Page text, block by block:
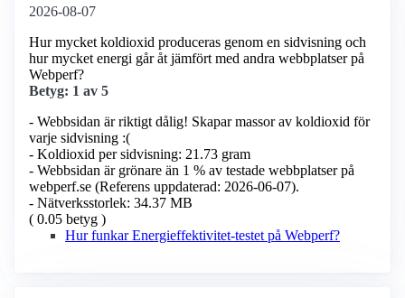
2026-08-07
Hur mycket koldioxid produceras genom en sidvisning och
hur mycket energi går åt jämfört med andra webbplatser på
Webperf?
Betyg: 1 av 5
- Webbsidan är riktigt dålig! Skapar massor av koldioxid för
varje sidvisning :(
- Koldioxid per sidvisning: 21.73 gram
- Webbsidan är grönare än 1 % av testade webbplatser på
webperf.se (Referens uppdaterad: 2026-06-07).
- Nätverksstorlek: 34.37 MB
( 0.05 betyg )
Hur funkar Energieffektivitet-testet på Webperf?